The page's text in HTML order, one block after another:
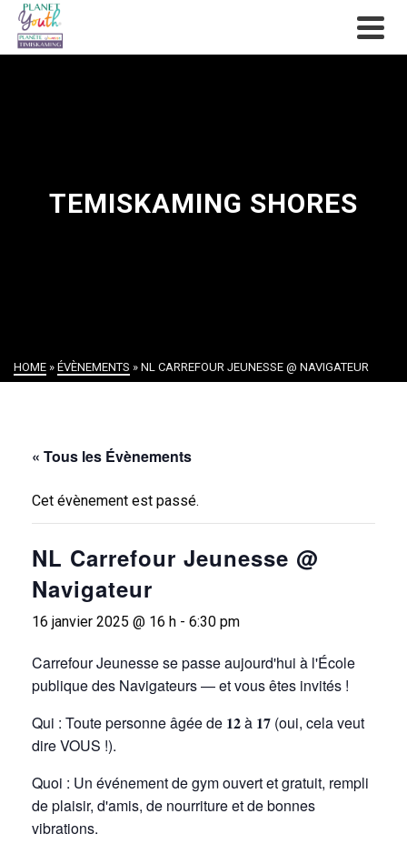
TEMISKAMING SHORES
HOME » ÉVÈNEMENTS » NL CARREFOUR JEUNESSE @ NAVIGATEUR
« Tous les Évènements
Cet évènement est passé.
NL Carrefour Jeunesse @
Navigateur
16 janvier 2025 @ 16 h - 6:30 pm
Carrefour Jeunesse se passe aujourd'hui à l'École
publique des Navigateurs — et vous êtes invités !
Qui : Toute personne âgée de 𝟏𝟐 à 𝟏𝟕 (oui, cela veut
dire VOUS !).
Quoi : Un événement de gym ouvert et gratuit, rempli
de plaisir, d'amis, de nourriture et de bonnes
vibrations.